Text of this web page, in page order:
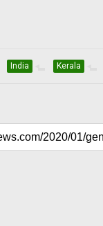
India Kerala